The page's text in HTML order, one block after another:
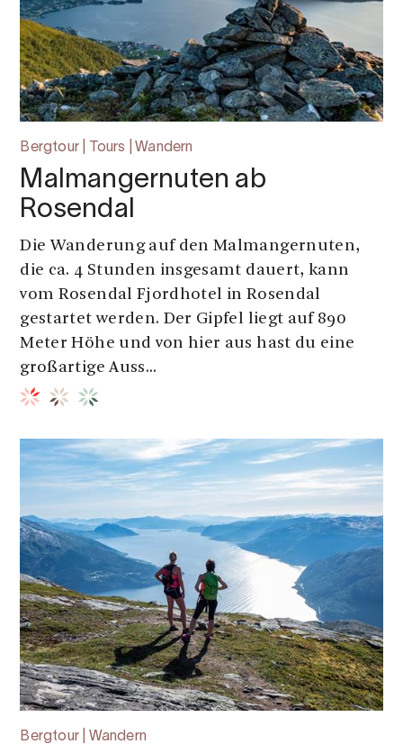
Bergtour | Tours | Wandern
Malmangernuten ab
Rosendal
Die Wanderung auf den Malmangernuten,
die ca. 4 Stunden insgesamt dauert, kann
vom Rosendal Fjordhotel in Rosendal
gestartet werden. Der Gipfel liegt auf 890
Meter Höhe und von hier aus hast du eine
großartige Auss...
Bergtour | Wandern